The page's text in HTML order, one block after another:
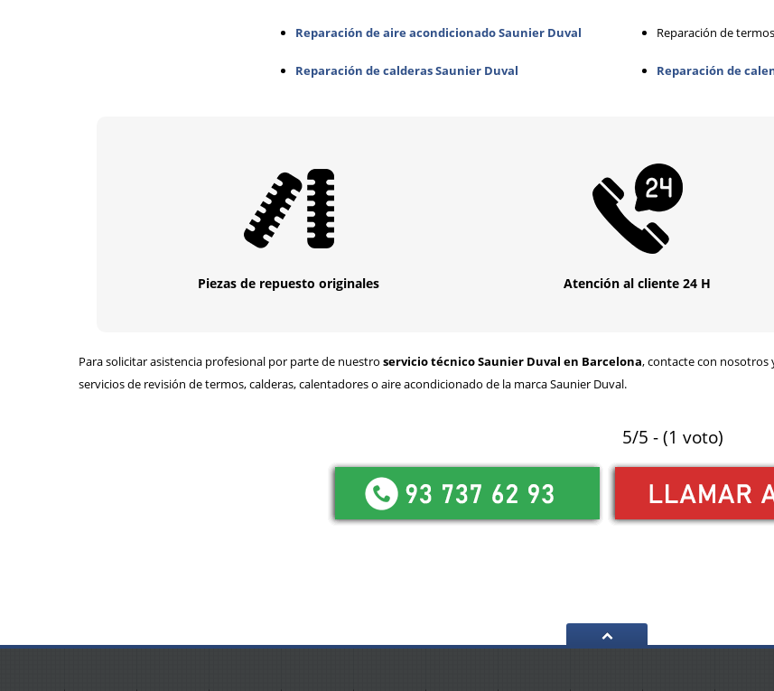
Reparación de aire acondicionado Saunier Duval
Reparación de calderas Saunier Duval
Reparación de
Reparación de
Piezas de repuesto originales Atención al cliente 24 H
Para solicitar asistencia profesional por parte de nuestro servicio técnico Saunier Duval en Barcelona, contacte con nosotros
servicios de revisión de termos, calderas, calentadores o aire acondicionado de la marca Saunier Duval.
5/5 - (1 voto)